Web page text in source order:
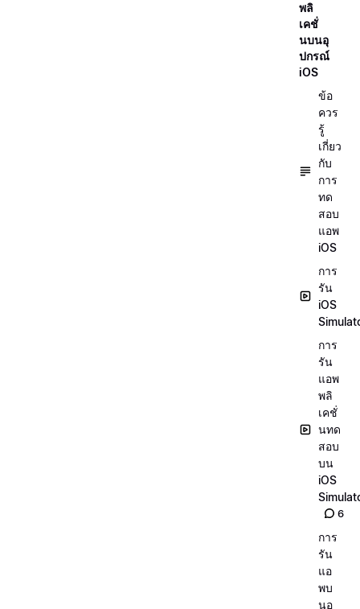
พลิ
เคชั่
นบนอุ
ปกรณ์
iOS
ข้อ
ควร
รู้
เกี่ยว
กับ
การ
ทด
สอบ
แอพ
iOS
การ
รัน
iOS
การ
รัน
แอพ
พลิ
เคชั่
นทด
สอบ
บน
iOS
6
การ
รัน
แอ
พบ
นอุ